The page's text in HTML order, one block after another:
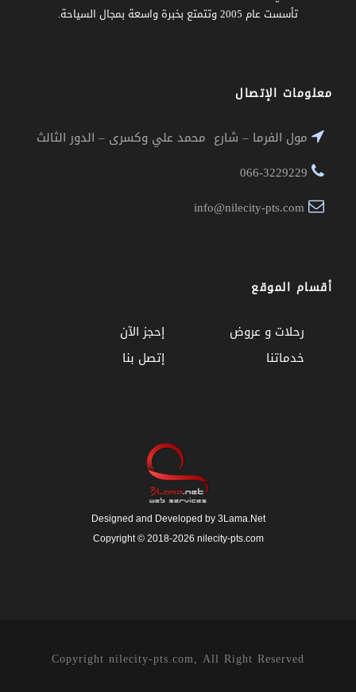
تأسست عام 2005 وتتمتع بخبرة واسعة بمجال السياحة.
معلومات الإتصال
مول الفرما – شارع محمد علي وكسرى – الدور الثالث
أقسام الموقع
إحجز الآن
رحلات و عروض
إتصل بنا
خدماتنا
Designed and Developed by 3Lama.Net
Copyright © 2018-2026 nilecity-pts.com
Copyright nilecity-pts.com, All Right Reserved